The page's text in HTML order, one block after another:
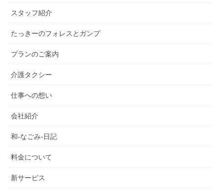
スタッフ紹介
たっきーのフォレスとガンプ
プランのご案内
介護タクシー
仕事への想い
会社紹介
和-なごみ-日記
料金について
新サービス